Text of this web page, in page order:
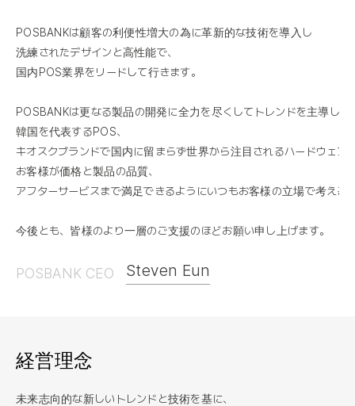
POSBANKは顧客の利便性増大の為に革新的な技術を導入し
洗練されたデザインと高性能で、
国内POS業界をリードして行きます。
POSBANKは更なる製品の開発に全力を尽くしてトレンドを主導して
韓国を代表するPOS、
キオスクブランドで国内に留まらず世界から注目されるハードウェア
お客様が価格と製品の品質、
アフターサービスまで満足できるようにいつもお客様の立場で考える
今後とも、皆様のより一層のご支援のほどお願い申し上げます。
POSBANK CEO Steven Eun
経営理念
未来志向的な新しいトレンドと技術を基に、